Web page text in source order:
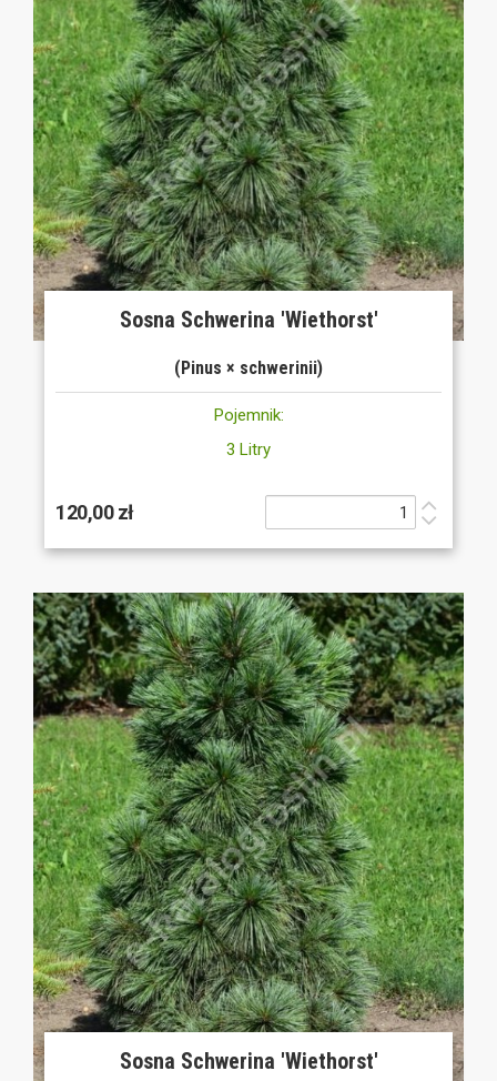
Sosna Schwerina 'Wiethorst'
(Pinus × schwerinii)
Pojemnik:
3 Litry
120,00 zł
Sosna Schwerina 'Wiethorst'